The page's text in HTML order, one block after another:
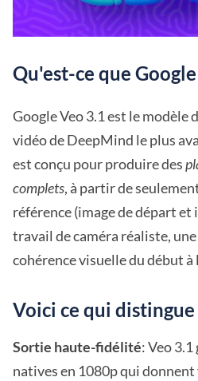
Qu'est-ce que
Google Veo 3.1 est le modèle
vidéo de DeepMind le plus
est conçu pour produire des
complets, à partir de
référence (image de départ et
travail de caméra réaliste,
cohérence visuelle du début à
Voici ce qui distingue
Sortie haute-fidélité: Veo
natives en 1080p qui